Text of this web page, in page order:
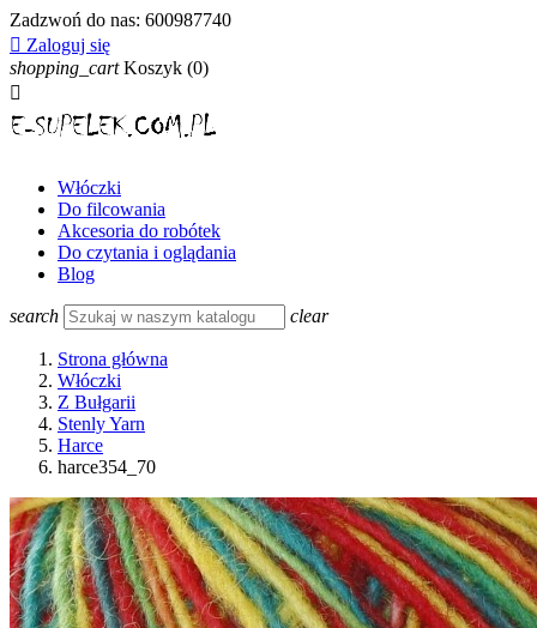
Zadzwoń do nas: 600987740
 Zaloguj się
shopping_cart Koszyk (0)

Włóczki
Do filcowania
Akcesoria do robótek
Do czytania i oglądania
Blog
search clear
Strona główna
Włóczki
Z Bułgarii
Stenly Yarn
Harce
harce354_70